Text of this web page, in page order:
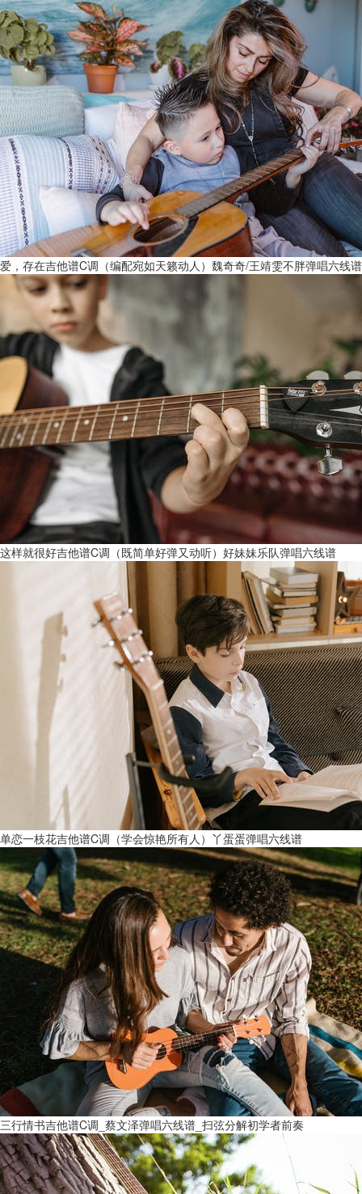
爱，存在吉他谱C调（编配宛如天籁动人）魏奇奇/王靖雯不胖弹唱六线谱
这样就很好吉他谱C调（既简单好弹又动听）好妹妹乐队弹唱六线谱
单恋一枝花吉他谱C调（学会惊艳所有人）丫蛋蛋弹唱六线谱
三行情书吉他谱C调_蔡文泽弹唱六线谱_扫弦分解初学者前奏